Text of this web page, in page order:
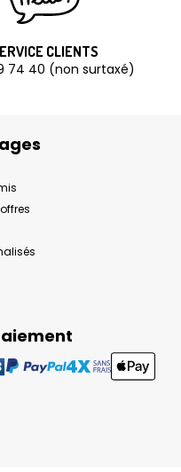
CLIENTS
74 40 (non surtaxé)